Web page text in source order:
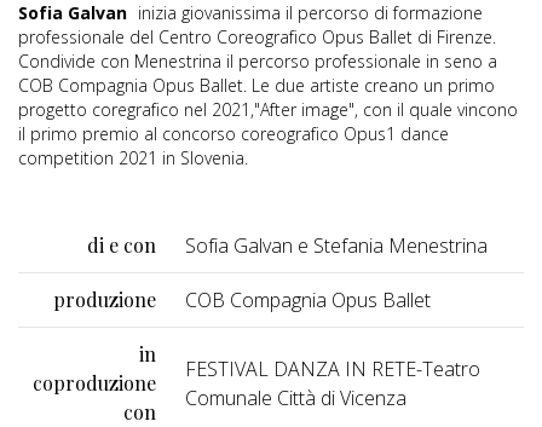
Sofia Galvan inizia giovanissima il percorso di formazione
professionale del Centro Coreografico Opus Ballet di Firenze.
Condivide con Menestrina il percorso professionale in seno a
COB Compagnia Opus Ballet. Le due artiste creano un primo
progetto coregrafico nel 2021,"After image", con il quale vincono
il primo premio al concorso coreografico Opus1 dance
competition 2021 in Slovenia.
di e con Sofia Galvan e Stefania Menestrina
produzione COB Compagnia Opus Ballet
in
coproduzione
con
FESTIVAL DANZA IN RETE-Teatro
Comunale Città di Vicenza